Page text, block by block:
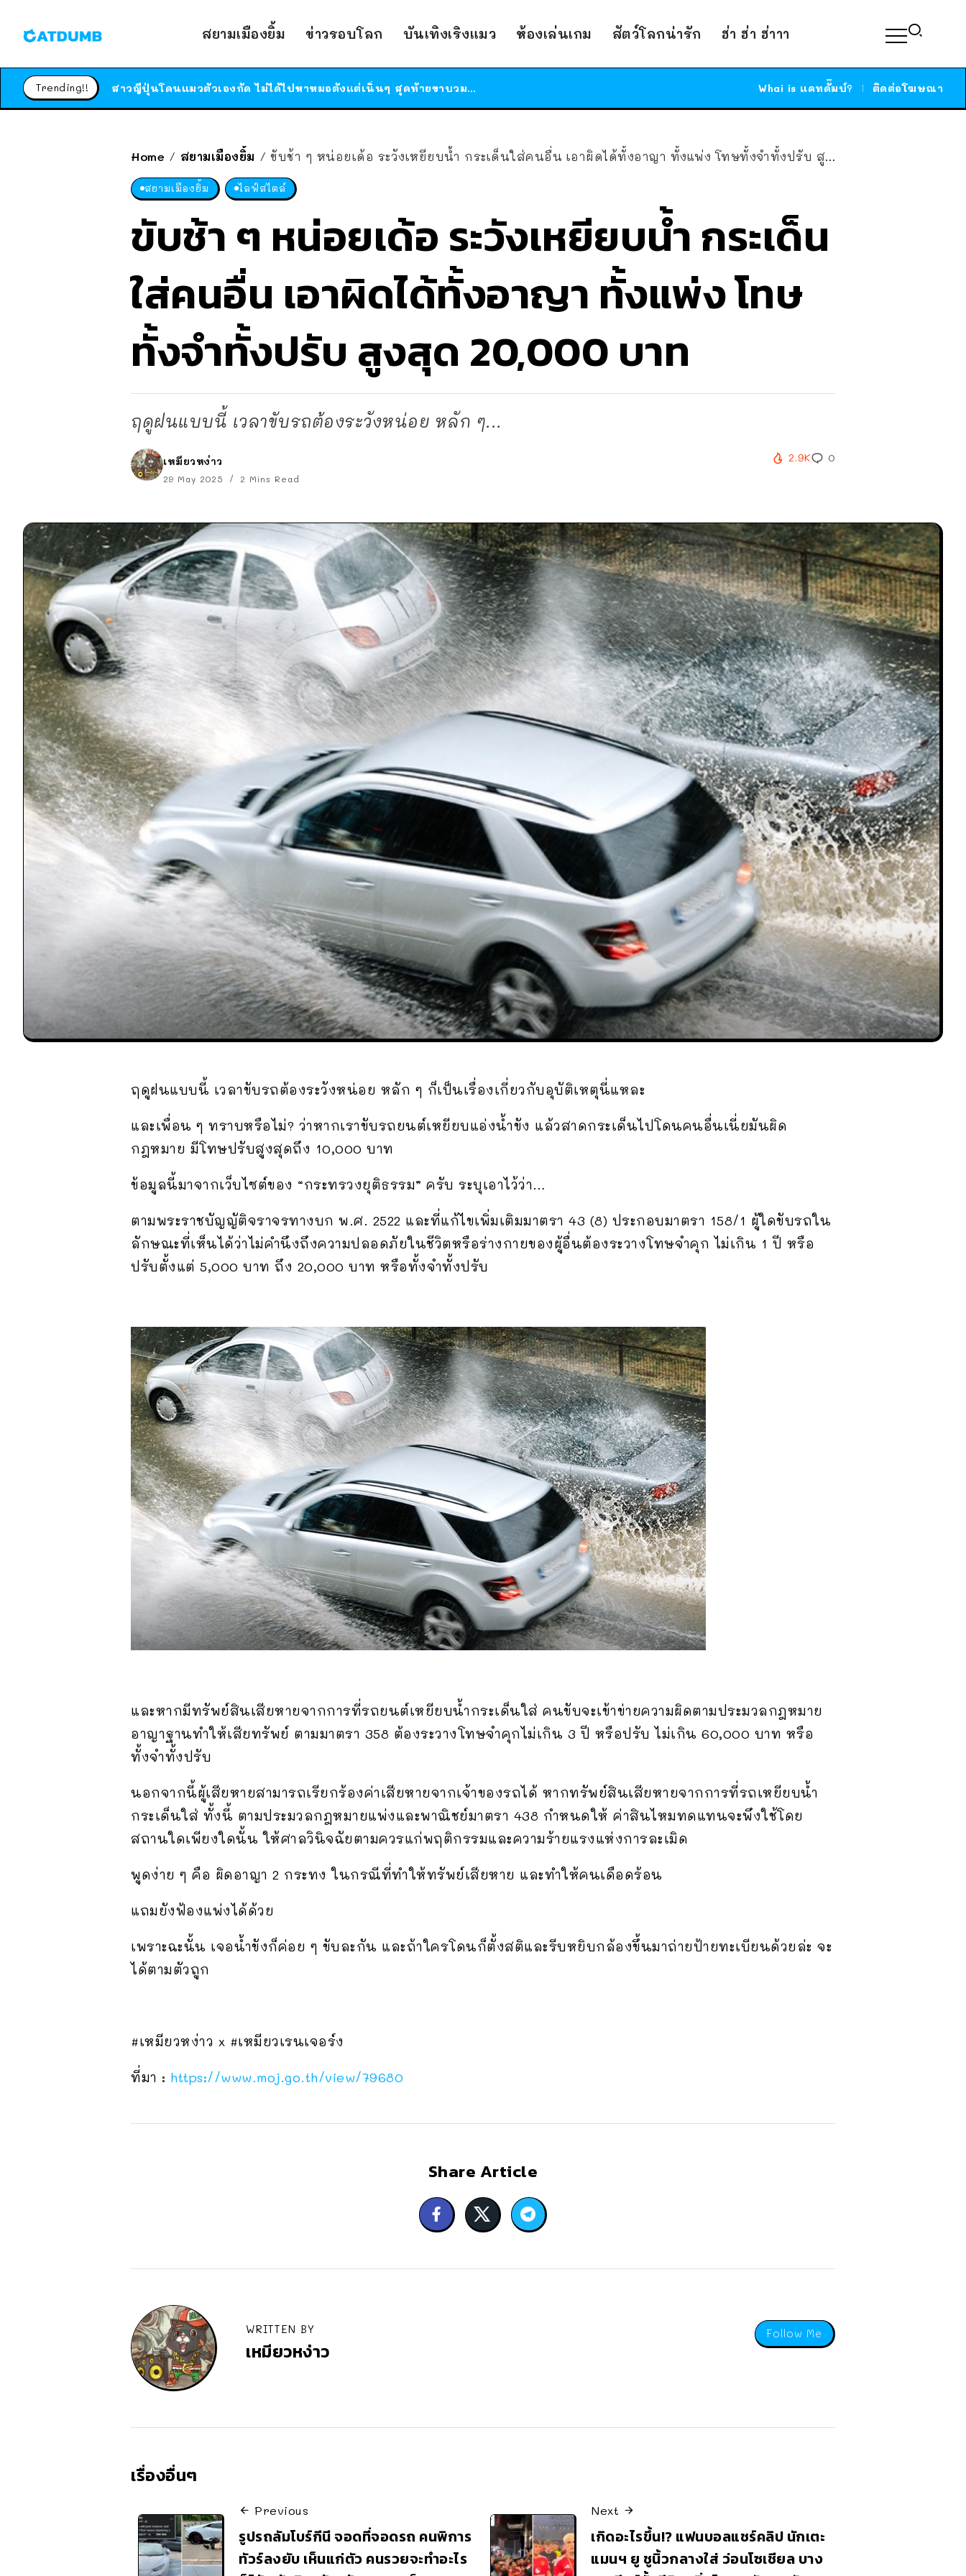
สยามเมืองยิ้ม ข่าวรอบโลก บันเทิงเริงแมว ห้องเล่นเกม สัตว์โลกน่ารัก ฮ่า ฮ่า ฮ่าาา
Trending!!
ร้านอาหารในนิวยอร์กประกาศปิดตัวลง หลังอยู่มานานกว่า 45 ปี ติดป้ายขอบคุณลูกค้าทุกคน แถมสูตรทำไวท์ซอสให้แบบจัดเต็ม
ได้เวลาเด็กหนวดรวมตัว RF Online Next เปิดให้เล่นแล้ว เกม Sci-Fi MMORPG ระดับตำนาน เล่นได้ทั้งมือถือและ PC Whai is แคทดั๊มบ์? ติดต่อโฆษณา
Home / สยามเมืองยิ้ม / ขับช้า ๆ หน่อยเด้อ ระวังเหยียบน้ำ กระเด็นใส่คนอื่น เอาผิดได้ทั้งอาญา ทั้งแพ่ง โทษทั้งจำทั้งปรับ สูงสุด 20,000 บาท
สยามเมืองยิ้ม ไลฟ์สไตล์
ขับช้า ๆ หน่อยเด้อ ระวังเหยียบน้ำ กระเด็น
ใส่คนอื่น เอาผิดได้ทั้งอาญา ทั้งแพ่ง โทษ
ทั้งจำทั้งปรับ สูงสุด 20,000 บาท
ฤดูฝนแบบนี้ เวลาขับรถต้องระวังหน่อย หลัก ๆ...
เหมียวหง่าว
29 May 2025 2 Mins Read
2.9K 0
ฤดูฝนแบบนี้ เวลาขับรถต้องระวังหน่อย หลัก ๆ ก็เป็นเรื่องเกี่ยวกับอุบัติเหตุนี่แหละ
และเพื่อน ๆ ทราบหรือไม่? ว่าหากเราขับรถยนต์เหยียบแอ่งน้ำขัง แล้วสาดกระเด็นไปโดนคนอื่นเนี่ยมันผิด
กฎหมาย มีโทษปรับสูงสุดถึง 10,000 บาท
ข้อมูลนี้มาจากเว็บไซต์ของ “กระทรวงยุติธรรม” ครับ ระบุเอาไว้ว่า…
ตามพระราชบัญญัติจราจรทางบก พ.ศ. 2522 และที่แก้ไขเพิ่มเติมมาตรา 43 (8) ประกอบมาตรา 158/1 ผู้ใดขับรถใน
ลักษณะที่เห็นได้ว่าไม่คำนึงถึงความปลอดภัยในชีวิตหรือร่างกายของผู้อื่นต้องระวางโทษจำคุก ไม่เกิน 1 ปี หรือ
ปรับตั้งแต่ 5,000 บาท ถึง 20,000 บาท หรือทั้งจำทั้งปรับ
และหากมีทรัพย์สินเสียหายจากการที่รถยนต์เหยียบน้ำกระเด็นใส่ คนขับจะเข้าข่ายความผิดตามประมวลกฎหมาย
อาญาฐานทำให้เสียทรัพย์ ตามมาตรา 358 ต้องระวางโทษจำคุกไม่เกิน 3 ปี หรือปรับ ไม่เกิน 60,000 บาท หรือ
ทั้งจำทั้งปรับ
นอกจากนี้ผู้เสียหายสามารถเรียกร้องค่าเสียหายจากเจ้าของรถได้ หากทรัพย์สินเสียหายจากการที่รถเหยียบน้ำ
กระเด็นใส่ ทั้งนี้ ตามประมวลกฎหมายแพ่งและพาณิชย์มาตรา 438 กำหนดให้ ค่าสินไหมทดแทนจะพึงใช้โดย
สถานใดเพียงใดนั้น ให้ศาลวินิจฉัยตามควรแก่พฤติกรรมและความร้ายแรงแห่งการละเมิด
พูดง่าย ๆ คือ ผิดอาญา 2 กระทง ในกรณีที่ทำให้ทรัพย์เสียหาย และทำให้คนเดือดร้อน
แถมยังฟ้องแพ่งได้ด้วย
เพราะฉะนั้น เจอน้ำขังก็ค่อย ๆ ขับละกัน และถ้าใครโดนก็ตั้งสติและรีบหยิบกล้องขึ้นมาถ่ายป้ายทะเบียนด้วยล่ะ จะ
ได้ตามตัวถูก
#เหมียวหง่าว x #เหมียวเรนเจอร์ง
ที่มา : https://www.moj.go.th/view/79680
Share Article
Follow Me
WRITTEN BY
เหมียวหง่าว
เรื่องอื่นๆ
Previous
รูปรถลัมโบร์กีนี จอดที่จอดรถ คนพิการ
ทัวร์ลงยับ เห็นแก่ตัว คนรวยจะทำอะไร
Next
เกิดอะไรขึ้น!? แฟนบอลแชร์คลิป นักเตะ
แมนฯ ยู ชูนิ้วกลางใส่ ว่อนโซเชียล บาง